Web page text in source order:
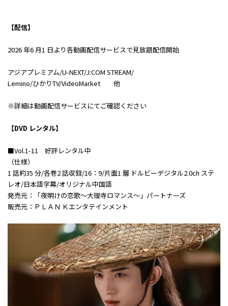
【配信】
2026 年6 月1 日より各動画配信サービスで見放題配信開始
アジアプレミアム/U-NEXT/J:COM STREAM/
Lemino/ひかりTV/VideoMarket 他
※詳細は動画配信サービスにてご確認ください
【DVD レンタル】
■Vol.1-11 好評レンタル中
（仕様）
1 話約35 分/各巻2 話収録/16：9/片面1 層 ドルビーデジタル2.0ch ステ
レオ/日本語字幕/オリジナル中国語
発売元：「夜明けの恋歌～大理寺ロマンス～」パートナーズ
販売元：ＰＬＡＮ Ｋエンタテインメント